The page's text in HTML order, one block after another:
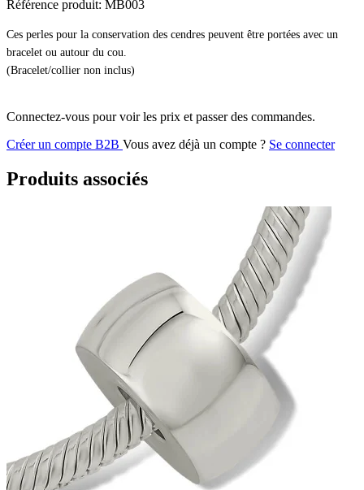
Référence produit: MB003
Ces perles pour la conservation des cendres peuvent être portées avec un
bracelet ou autour du cou.
(Bracelet/collier non inclus)
Connectez-vous pour voir les prix et passer des commandes.
Créer un compte B2B Vous avez déjà un compte ? Se connecter
Produits associés